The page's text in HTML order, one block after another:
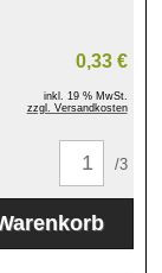
0,33 €
inkl. 19 % MwSt.
zzgl. Versandkosten
/3